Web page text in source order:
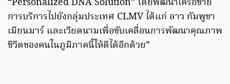
การบริการไปยังกลุ่มประเทศ CLMV ได้แก่ ลาว กัมพูชา
เมียนมาร์ และเวียดนามเพื่อขับเคลื่อนการพัฒนาคุณภาพ
ชีวิตของคนในภูมิภาคนี้ให้ดีได้อีกด้วย”